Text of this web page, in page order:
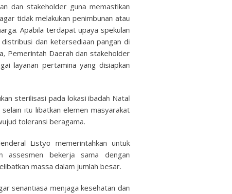
dan stakeholder guna memastikan
tidak melakukan penimbunan atau
Apabila terdapat upaya spekulan
dan ketersediaan pangan di
Pemerintah Daerah dan stakeholder
layanan pertamina yang disiapkan
sterilisasi pada lokasi ibadah Natal
itu libatkan elemen masyarakat
toleransi beragama.
Listyo memerintahkan untuk
assesmen bekerja sama dengan
massa dalam jumlah besar.
senantiasa menjaga kesehatan dan